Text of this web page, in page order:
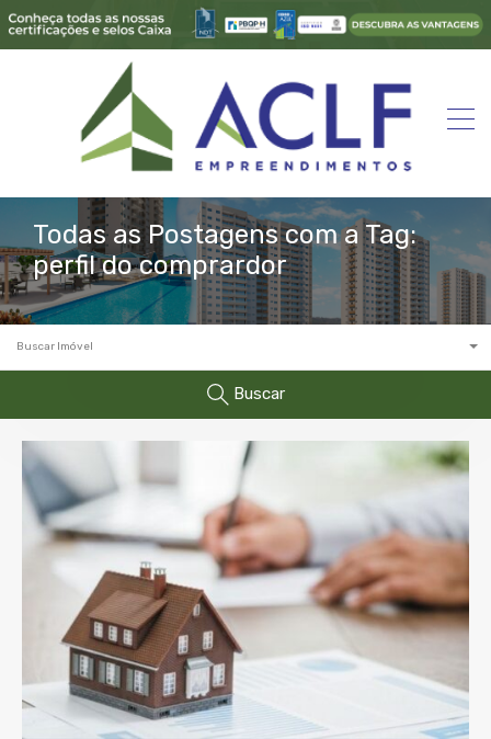
Todas as Postagens com a Tag:
perfil do comprardor
Buscar Imóvel
Buscar